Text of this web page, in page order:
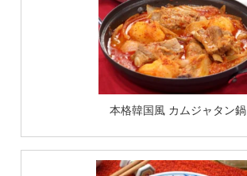
本格韓国風 カムジャタン鍋